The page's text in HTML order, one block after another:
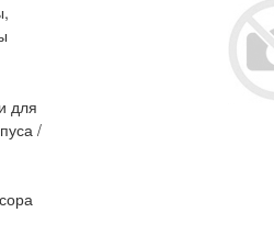
для
/